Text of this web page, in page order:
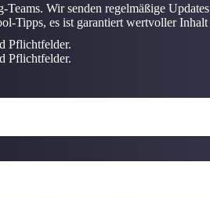
Wir senden regelmäßige
Tipps, es ist garantiert wertvoller Inhalt
Pflichtfelder.
Pflichtfelder.